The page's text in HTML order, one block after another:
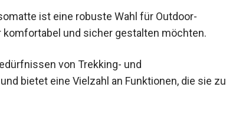
ist eine robuste Wahl für Outdoor-
und sicher gestalten möchten.
von Trekking- und
bietet eine Vielzahl an Funktionen, die sie zu